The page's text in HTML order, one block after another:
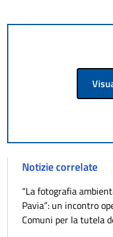
Notizie correlate
“La fotografia
Pavia”: un incontro
Comuni per la tutela